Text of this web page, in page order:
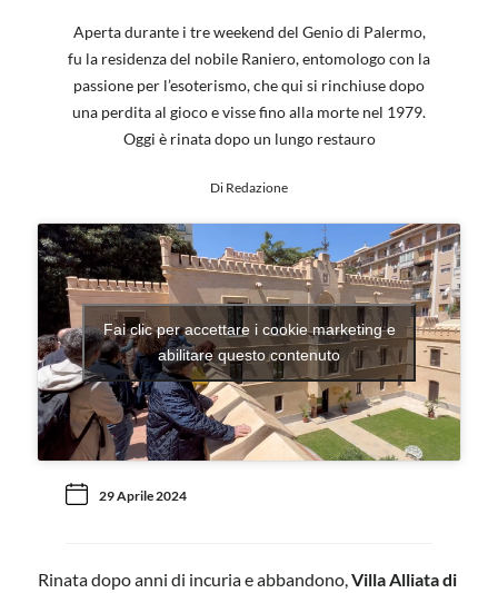
Aperta durante i tre weekend del Genio di Palermo,
fu la residenza del nobile Raniero, entomologo con la
passione per l’esoterismo, che qui si rinchiuse dopo
una perdita al gioco e visse fino alla morte nel 1979.
Oggi è rinata dopo un lungo restauro
Di Redazione
Fai clic per accettare i cookie marketing e
abilitare questo contenuto
29 Aprile 2024
Rinata dopo anni di incuria e abbandono,Villa Alliata di